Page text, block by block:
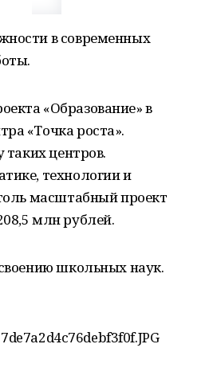
в современных
«Образование» в
«Точка роста».
таких центров.
технологии и
масштабный проект
млн рублей.
школьных наук.